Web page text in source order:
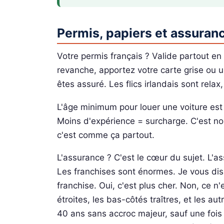
Permis, papiers et
Votre permis français ? Valide partout
revanche, apportez votre carte grise ou
êtes assuré. Les flics irlandais sont
L'âge minimum pour louer une voiture
Moins d'expérience = surcharge. C'est
c'est comme ça partout.
L'assurance ? C'est le cœur du sujet.
Les franchises sont énormes. Je vous
franchise. Oui, c'est plus cher. Non, ce
étroites, les bas-côtés traîtres, et les
40 ans sans accroc majeur, sauf une